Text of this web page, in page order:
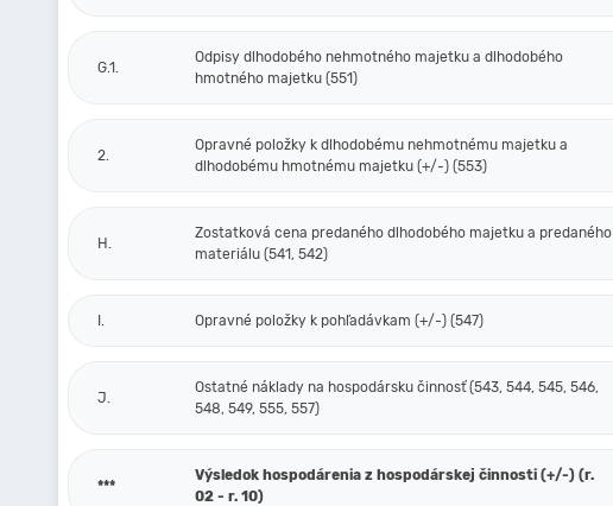
G.1.
Odpisy dlhodobého nehmotného majetku a dlhodobého
hmotného majetku (551)
2.
Opravné položky k dlhodobému nehmotnému majetku a
dlhodobému hmotnému majetku (+/-) (553)
H.
Zostatková cena predaného dlhodobého majetku a predaného
materiálu (541, 542)
I. Opravné položky k pohľadávkam (+/-) (547)
J.
Ostatné náklady na hospodársku činnosť (543, 544, 545, 546,
548, 549, 555, 557)
***
Výsledok hospodárenia z hospodárskej činnosti (+/-) (r.
02 - r. 10)